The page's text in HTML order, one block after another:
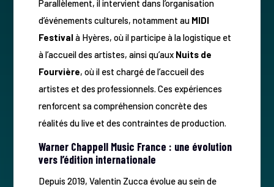
Parallèlement, il intervient dans l’organisation
d’événements culturels, notamment au MIDI
Festivalà Hyères, où il participe à la logistique et
à l’accueil des artistes, ainsi qu’aux Nuits de
Fourvière, où il est chargé de l’accueil des
artistes et des professionnels. Ces expériences
renforcent sa compréhension concrète des
réalités du live et des contraintes de production.
Warner Chappell Music France : une évolution
vers l’édition internationale
Depuis 2019, Valentin Zucca évolue au sein de